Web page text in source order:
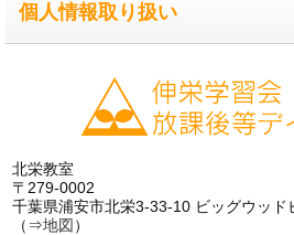
個人情報取り扱い
北栄教室
〒279-0002
千葉県浦安市北栄3-33-10 ビッグウッド
（⇒地図 ）